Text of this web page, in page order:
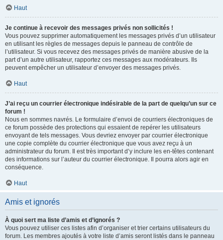
Haut
Je continue à recevoir des messages privés non sollicités !
Vous pouvez supprimer automatiquement les messages privés d’un utilisateur
en utilisant les règles de messages depuis le panneau de contrôle de
l’utilisateur. Si vous recevez des messages privés de manière abusive de la
part d’un autre utilisateur, rapportez ces messages aux modérateurs. Ils
peuvent empêcher un utilisateur d’envoyer des messages privés.
Haut
J’ai reçu un courrier électronique indésirable de la part de quelqu’un sur ce
forum !
Nous en sommes navrés. Le formulaire d’envoi de courriers électroniques de
ce forum possède des protections qui essaient de repérer les utilisateurs
envoyant de tels messages. Vous devriez envoyer par courrier électronique
une copie complète du courrier électronique que vous avez reçu à un
administrateur du forum. Il est très important d’y inclure les en-têtes contenant
des informations sur l’auteur du courrier électronique. Il pourra alors agir en
conséquence.
Haut
Amis et ignorés
À quoi sert ma liste d’amis et d’ignorés ?
Vous pouvez utiliser ces listes afin d’organiser et trier certains utilisateurs du
forum. Les membres ajoutés à votre liste d’amis seront listés dans le panneau